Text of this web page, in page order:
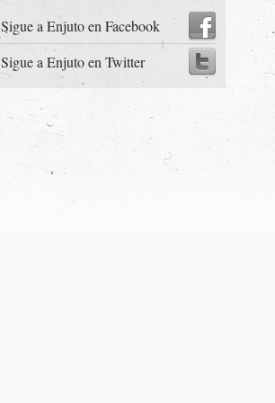
Sigue a Enjuto en Facebook
Sigue a Enjuto en Twitter